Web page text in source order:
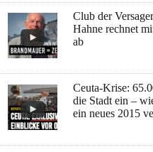
Club der
Hahne rechnet
ab
Ceuta-Krise:
die Stadt ein –
ein neues 2015